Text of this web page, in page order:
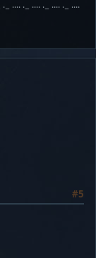
·− ···· ·− ···· ·− ····
#5